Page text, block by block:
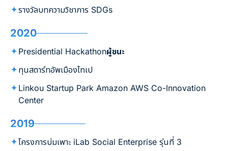
รางวัลบทความวิชาการ SDGs
2020
Presidential Hackathonผู้ชนะ
ทุนสตาร์ทอัพเมืองไทเป
Linkou Startup Park Amazon AWS Co-Innovation
Center
2019
โครงการบ่มเพาะ iLab Social Enterprise รุ่นที่ 3